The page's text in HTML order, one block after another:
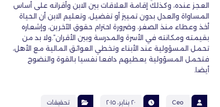
العجز عنده، وكذلك إقامة العلاقات بين الابن وأقرانه على أساس
المساواة والعدل بدون تمييز أو تفضيل، وتعليم الابن أن الحياة
أخذ وعطاء منذ الصغر، وضرورة احترام حقوق الآخرين، وإشعاره
بقيمته ومكانته في الأسرة والمدرسة وبين الأقران”.ولا بد من
تحمل المسؤولية عند الأبناء وتخطي العوائق المالية مع الأهل،
فتحمل المسؤولية يعطيهم دافعا نفسيا بالقوة والنضوج
أيضا.
Ceo ٢٠ يناير، ٢٠١٥ تحقيقات